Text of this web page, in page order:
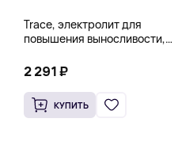
Trace, электролит для
повышения выносливости,
и черники, 30 пакетиков по 5 г
(0,18 унции)
2 291 ₽
КУПИТЬ